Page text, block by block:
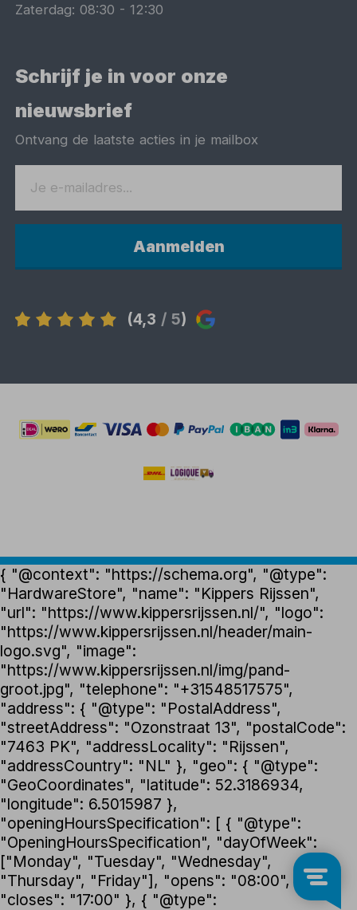
Zaterdag:08:30 -12:30
Schrijf je in voor onze
nieuwsbrief
Ontvang de laatste acties in je mailbox
Aanmelden
(4,3 / 5)
{ "@context": "https://schema.org", "@type":
"HardwareStore", "name": "Kippers Rijssen",
"url": "https://www.kippersrijssen.nl/", "logo":
"https://www.kippersrijssen.nl/header/main-
logo.svg", "image":
"https://www.kippersrijssen.nl/img/pand-
groot.jpg", "telephone": "+31548517575",
"address": { "@type": "PostalAddress",
"streetAddress": "Ozonstraat 13", "postalCode":
"7463 PK", "addressLocality": "Rijssen",
"addressCountry": "NL" }, "geo": { "@type":
"GeoCoordinates", "latitude": 52.3186934,
"longitude": 6.5015987 },
"openingHoursSpecification": [ { "@type":
"OpeningHoursSpecification", "dayOfWeek":
["Monday", "Tuesday", "Wednesday",
"Thursday", "Friday"], "opens": "08:00",
"closes": "17:00" }, { "@type":